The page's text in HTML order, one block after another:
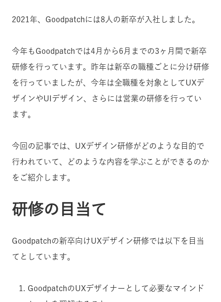
2021年、Goodpatchには8人の新卒が入社しました。
今年もGoodpatchでは4月から6月までの3ヶ月間で新卒
研修を行っています。昨年は新卒の職種ごとに分け研修
を行っていましたが、今年は全職種を対象としてUXデ
ザインやUIデザイン、さらには営業の研修を行ってい
ます。
今回の記事では、UXデザイン研修がどのような目的で
行われていて、どのような内容を学ぶことができるのか
をご紹介します。
研修の目当て
Goodpatchの新卒向けUXデザイン研修では以下を目当
てとしています。
GoodpatchのUXデザイナーとして必要なマインド